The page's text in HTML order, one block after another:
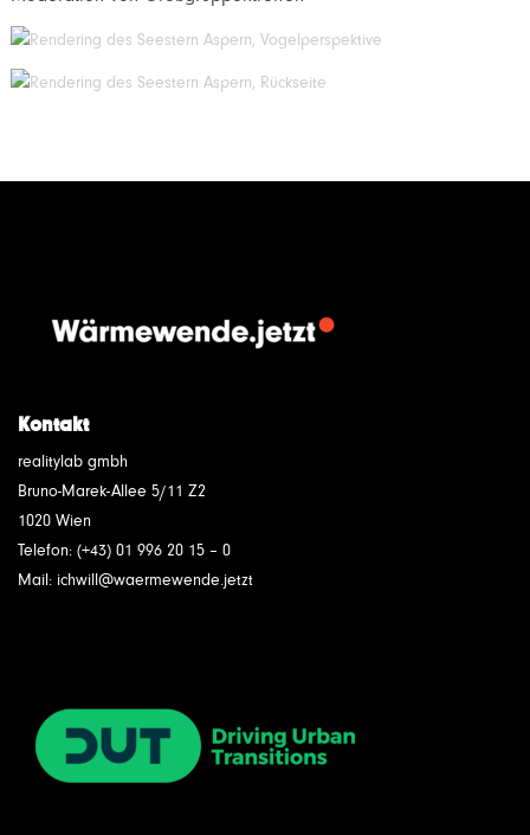
Kontakt
realitylab gmbh
Bruno-Marek-Allee 5/11 Z2
1020 Wien
Telefon: (+43) 01 996 20 15 – 0
Mail: ichwill@waermewende.jetzt